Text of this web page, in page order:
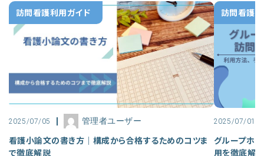
訪問看護利用ガイド
2025/07/05 管理者ユーザー
看護小論文の書き方｜構成から合格するためのコツま
で徹底解説
訪問看護
2025/07/01
グループホー
用を徹底解説